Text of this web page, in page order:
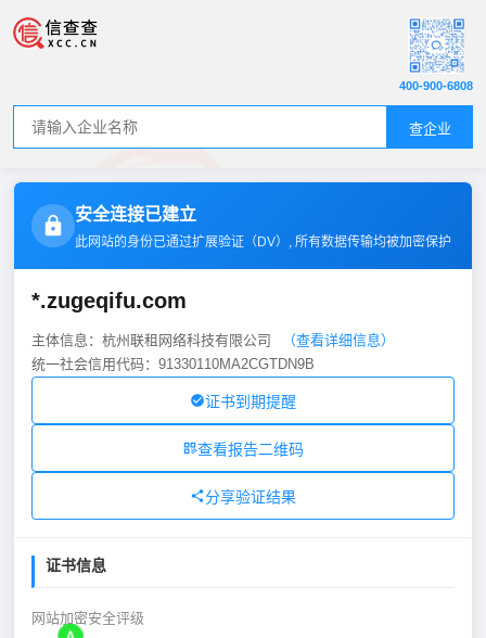
查企业
400-900-6808
安全连接已建立
此网站的身份已通过扩展验证（DV）, 所有数据传输均被加密保护
*.zugeqifu.com
主体信息：杭州联租网络科技有限公司
（查看详细信息）
统一社会信用代码：91330110MA2CGTDN9B
证书到期提醒
查看报告二维码
分享验证结果
证书信息
网站加密安全评级